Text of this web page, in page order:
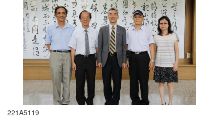
221A5119